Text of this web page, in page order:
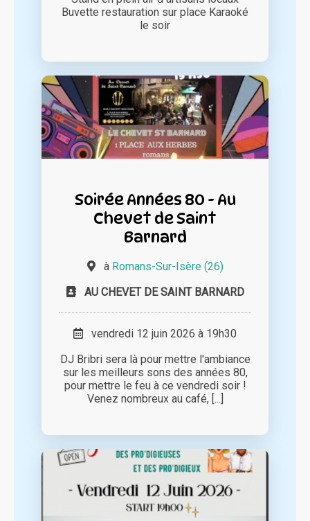
Buvette restauration sur place Karaoké
le soir
Soirée Années 80 - Au
Chevet de Saint
Barnard
à Romans-Sur-Isère (26)
AU CHEVET DE SAINT BARNARD
vendredi 12 juin 2026 à 19h30
DJ Bribri sera là pour mettre l'ambiance
sur les meilleurs sons des années 80,
pour mettre le feu à ce vendredi soir !
Venez nombreux au café, [...]